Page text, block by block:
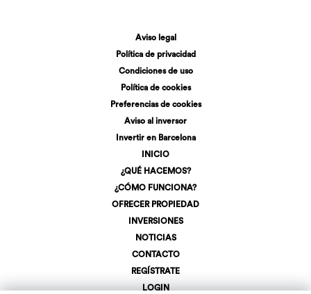
Aviso legal
Política de privacidad
Condiciones de uso
Política de cookies
Preferencias de cookies
Aviso al inversor
Invertir en Barcelona
INICIO
¿QUÉ HACEMOS?
¿CÓMO FUNCIONA?
OFRECER PROPIEDAD
INVERSIONES
NOTICIAS
CONTACTO
REGÍSTRATE
LOGIN